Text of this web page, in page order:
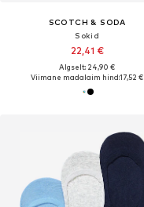
SCOTCH & SODA
Sokid
22,41 €
Algselt: 24,90 €
Viimane madalaim hind:17,52 €